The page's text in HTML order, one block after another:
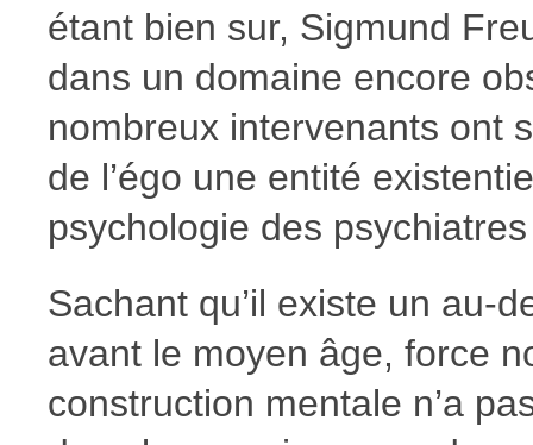
étant bien sur, Sigmund
dans un domaine encore
nombreux intervenants ont
de l’égo une entité
psychologie des
Sachant qu’il existe un au-
avant le moyen âge, force
construction mentale n’a